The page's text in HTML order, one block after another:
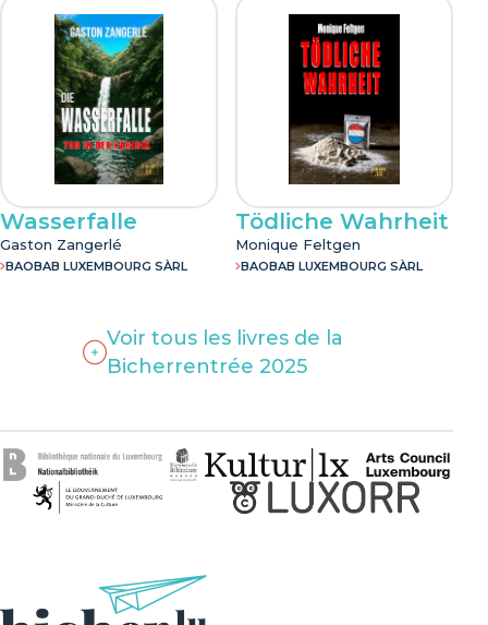
Wasserfalle
Gaston Zangerlé
BAOBAB LUXEMBOURG SÀRL
Tödliche Wahrheit
Monique Feltgen
BAOBAB LUXEMBOURG SÀRL
Voir tous les livres de la
Bicherrentrée 2025